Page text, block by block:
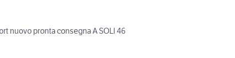
nuovo pronta consegna A SOLI 46